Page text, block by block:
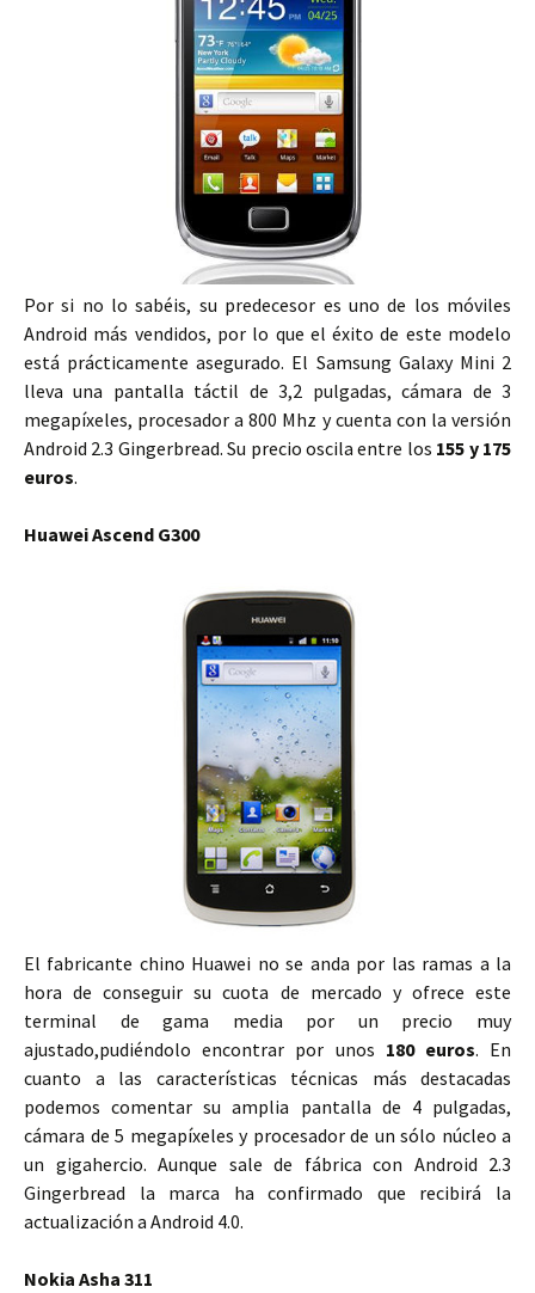
Por si no lo sabéis, su predecesor es uno de los móviles
Android más vendidos, por lo que el éxito de este modelo
está prácticamente asegurado. El Samsung Galaxy Mini 2
lleva una pantalla táctil de 3,2 pulgadas, cámara de 3
megapíxeles, procesador a 800 Mhz y cuenta con la versión
Android 2.3 Gingerbread. Su precio oscila entre los 155 y 175
euros.
Huawei Ascend G300
El fabricante chino Huawei no se anda por las ramas a la
hora de conseguir su cuota de mercado y ofrece este
terminal de gama media por un precio muy
ajustado,pudiéndolo encontrar por unos 180 euros. En
cuanto a las características técnicas más destacadas
podemos comentar su amplia pantalla de 4 pulgadas,
cámara de 5 megapíxeles y procesador de un sólo núcleo a
un gigahercio. Aunque sale de fábrica con Android 2.3
Gingerbread la marca ha confirmado que recibirá la
actualización a Android 4.0.
Nokia Asha 311